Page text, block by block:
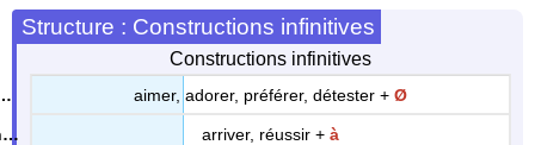
Structure : Constructions infinitives
Constructions infinitives
aimer, adorer, préférer, détester + Ø
arriver, réussir + à